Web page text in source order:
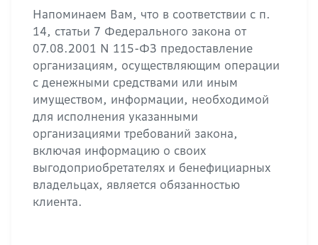
Напоминаем Вам, что в соответствии с п.
14, статьи 7 Федерального закона от
07.08.2001 N 115-ФЗ предоставление
организациям, осуществляющим операции
с денежными средствами или иным
имуществом, информации, необходимой
для исполнения указанными
организациями требований закона,
включая информацию о своих
выгодоприобретателях и бенефициарных
владельцах, является обязанностью
клиента.